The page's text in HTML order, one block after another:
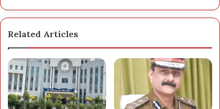
Related Articles